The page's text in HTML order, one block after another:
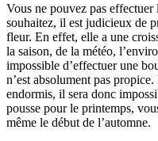
Vous ne pouvez pas
souhaitez, il est judicieux de
fleur. En effet, elle a une
la saison, de la météo,
impossible d’effectuer une
n’est absolument pas
endormis, il sera donc
pousse pour le printemps,
même le début de l’automne.